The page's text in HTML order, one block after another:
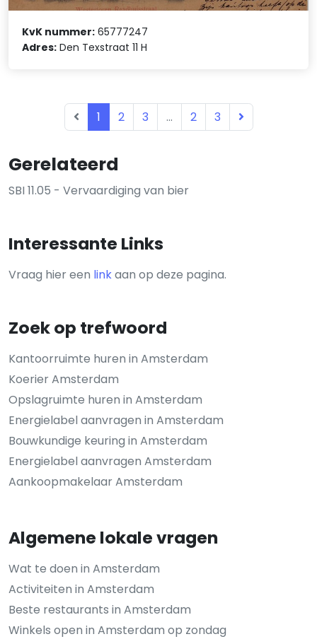
Gerelateerd
SBI 11.05 - Vervaardiging van bier
Interessante Links
Vraag hier een linkaan op deze pagina.
Zoek op trefwoord
Kantoorruimte huren in Amsterdam
Koerier Amsterdam
Opslagruimte huren in Amsterdam
Energielabel aanvragen in Amsterdam
Bouwkundige keuring in Amsterdam
Energielabel aanvragen Amsterdam
Aankoopmakelaar Amsterdam
Algemene lokale vragen
Wat te doen in Amsterdam
Activiteiten in Amsterdam
Beste restaurants in Amsterdam
Winkels open in Amsterdam op zondag
KvK nummer: 65777247
Adres: Den Texstraat 11 H
1 2 3 ... 2 3